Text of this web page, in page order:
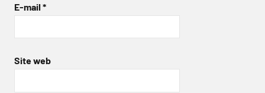
E-mail *
Site web